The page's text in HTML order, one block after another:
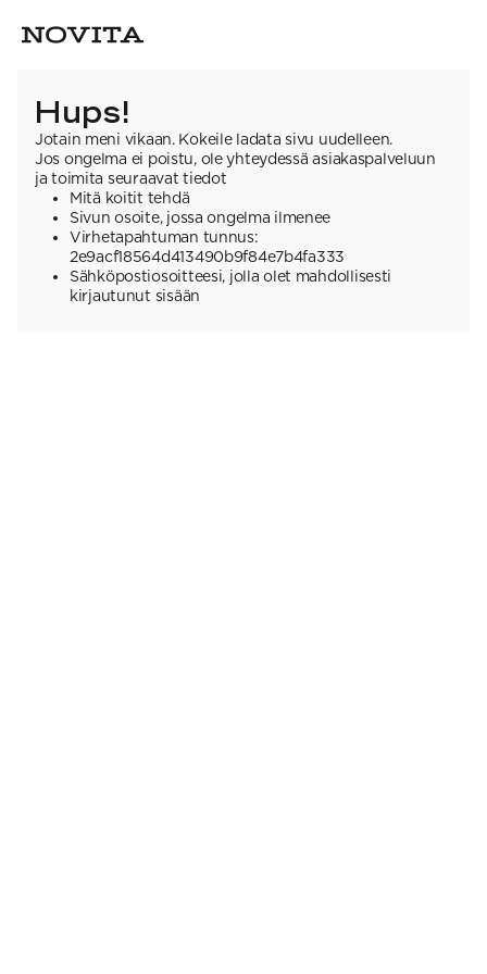
Hups!
Jotain meni vikaan. Kokeile ladata sivu uudelleen.
Jos ongelma ei poistu, ole yhteydessä asiakaspalveluun
ja toimita seuraavat tiedot
Mitä koitit tehdä
Sivun osoite, jossa ongelma ilmenee
Virhetapahtuman tunnus:
2e9acf18564d413490b9f84e7b4fa333
Sähköpostiosoitteesi, jolla olet mahdollisesti
kirjautunut sisään